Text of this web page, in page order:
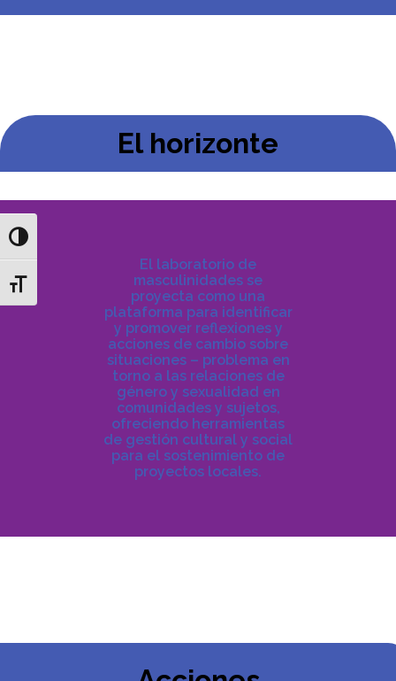
Toggle High Contrast
Toggle Font size
El horizonte
El laboratorio de
masculinidades se
proyecta como una
plataforma para identificar
y promover reflexiones y
acciones de cambio sobre
situaciones – problema en
torno a las relaciones de
género y sexualidad en
comunidades y sujetos,
ofreciendo herramientas
de gestión cultural y social
para el sostenimiento de
proyectos locales.